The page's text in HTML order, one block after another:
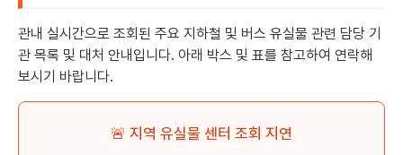
관내 실시간으로 조회된 주요 지하철 및 버스 유실물 관련 담당 기
관 목록 및 대처 안내입니다. 아래 박스 및 표를 참고하여 연락해
보시기 바랍니다.
🚨 지역 유실물 센터 조회 지연